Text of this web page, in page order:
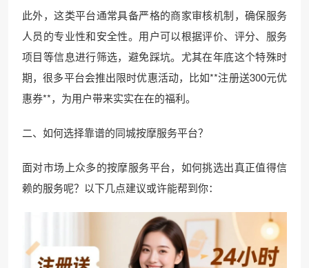
此外，这类平台通常具备严格的商家审核机制，确保服务
人员的专业性和安全性。用户可以根据评价、评分、服务
项目等信息进行筛选，避免踩坑。尤其在年底这个特殊时
期，很多平台会推出限时优惠活动，比如**注册送300元优
惠券**，为用户带来实实在在的福利。
二、如何选择靠谱的同城按摩服务平台？
面对市场上众多的按摩服务平台，如何挑选出真正值得信
赖的服务呢？以下几点建议或许能帮到你：